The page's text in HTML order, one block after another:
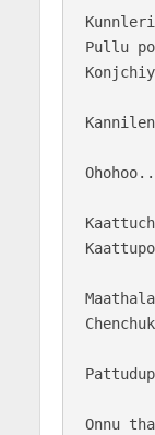
Kunnleri
Pullu
Onnu